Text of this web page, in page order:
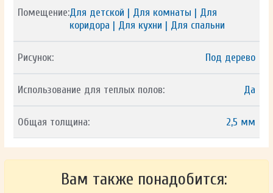
Помещение:Для детской | Для комнаты | Для
коридора | Для кухни | Для спальни
Рисунок: Под дерево
Использование для теплых полов: Да
Общая толщина: 2,5 мм
Вам также понадобится: